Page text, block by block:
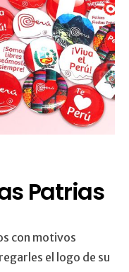
Patrias
con motivos
el logo de su